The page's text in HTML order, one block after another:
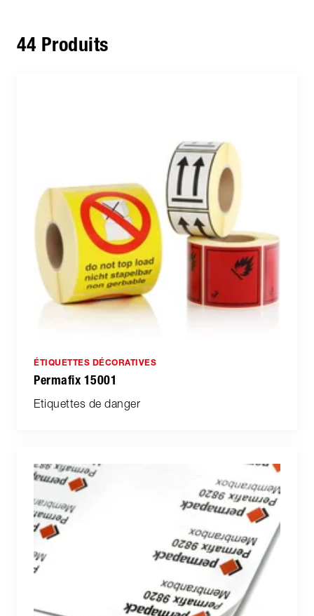
44 Produits
ÉTIQUETTES DÉCORATIVES
Permafix 15001
Etiquettes de danger